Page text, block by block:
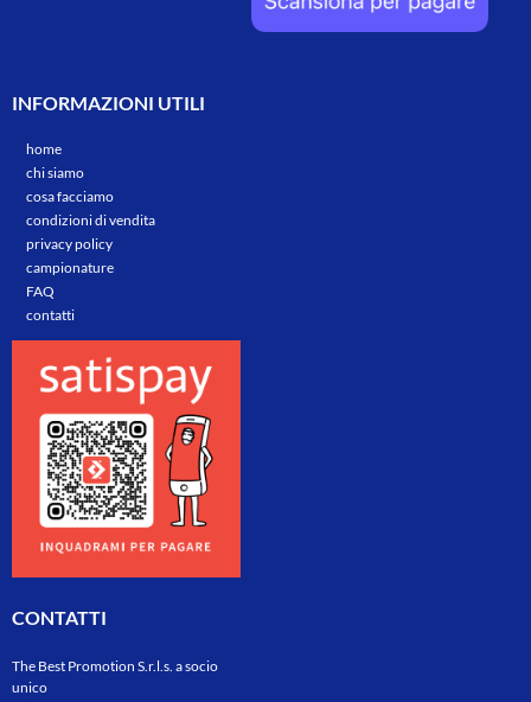
INFORMAZIONI UTILI
home
chi siamo
cosa facciamo
condizioni di vendita
privacy policy
campionature
FAQ
contatti
CONTATTI
The Best Promotion S.r.l.s. a socio
unico